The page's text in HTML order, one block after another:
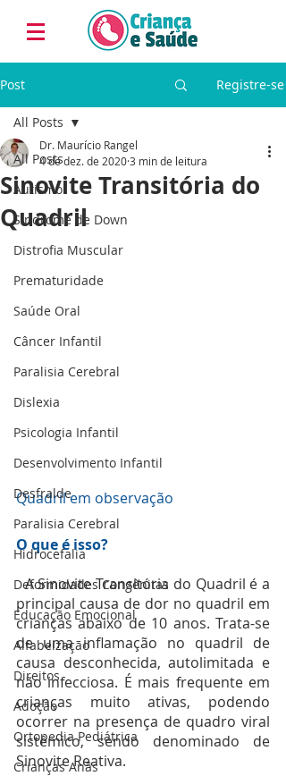
Post Registre-se
All Posts
Autismo
Síndrome de Down
Distrofia Muscular
Prematuridade
Saúde Oral
Câncer Infantil
Paralisia Cerebral
Dislexia
Psicologia Infantil
Desenvolvimento Infantil
Desfralde
Paralisia Cerebral
Hidrocefalia
Deformidades Congênitas
Educação Emocional
Alfabeização
Direitos
Adoção
Ortopedia Pediátrica
Crianças Anãs
All Posts
Sinovite Transitória do
Quadril
Dr. Maurício Rangel
4 de dez. de 20203 min de leitura
Quadril em observação
O que é isso?
  A Sinovite Transitória do Quadril é a
principal causa de dor no quadril em
crianças abaixo de 10 anos. Trata-se
de uma inflamação no quadril de
causa desconhecida, autolimitada e
não infecciosa. É mais frequente em
crianças muito ativas, podendo
ocorrer na presença de quadro viral
sistêmico, sendo denominado de
Sinovite Reativa.